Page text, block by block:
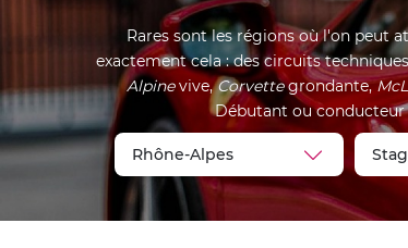
Rares sont les régions où l'on peut
exactement cela : des circuits
Alpinevive,Corvettegrondante,
Débutant ou conducteur